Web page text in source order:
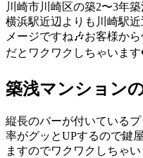
川崎市川崎区の築2〜3年
横浜駅近辺よりも川崎駅
メージですね🎶お客様か
だとワクワクしちゃいま
築浅マンション
縦長のバーが付いている
率がグッとUPするので鍵
ますのでワクワクしちゃい